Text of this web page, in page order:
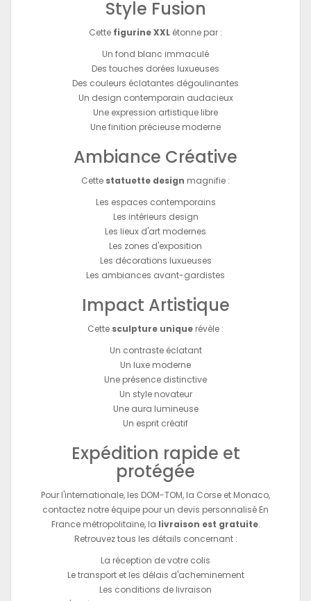
Style Fusion
Cette figurine XXL étonne par :
Un fond blanc immaculé
Des touches dorées luxueuses
Des couleurs éclatantes dégoulinantes
Un design contemporain audacieux
Une expression artistique libre
Une finition précieuse moderne
Ambiance Créative
Cette statuette design magnifie :
Les espaces contemporains
Les intérieurs design
Les lieux d'art modernes
Les zones d'exposition
Les décorations luxueuses
Les ambiances avant-gardistes
Impact Artistique
Cette sculpture unique révèle :
Un contraste éclatant
Un luxe moderne
Une présence distinctive
Un style novateur
Une aura lumineuse
Un esprit créatif
Expédition rapide et
protégée
Pour l'internationale, les DOM-TOM, la Corse et Monaco,
contactez notre équipe pour un devis personnalisé En
France métropolitaine, la livraison est gratuite.
Retrouvez tous les détails concernant :
La réception de votre colis
Le transport et les délais d'acheminement
Les conditions de livraison